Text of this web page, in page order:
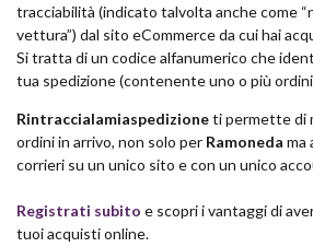
tracciabilità (indicato talvolta anche come
vettura”) dal sito eCommerce da cui hai
Si tratta di un codice alfanumerico che
tua spedizione (contenente uno o più
Rintraccialamiaspedizioneti permette di
ordini in arrivo, non solo per Ramoneda ma
corrieri su un unico sito e con un unico
Registrati subito e scopri i vantaggi di
tuoi acquisti online.